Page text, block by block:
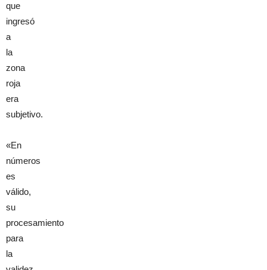
que
ingresó
a
la
zona
roja
era
subjetivo.
«En
números
es
válido,
su
procesamiento
para
la